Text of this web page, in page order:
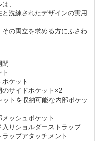
、
洗練されたデザインの実用
の両立を求める方にふさわ
閉
ケット
のサイドポケット×2
トを収納可能な内部ポケッ
ッシュポケット
りショルダーストラップ
ップアタッチメント